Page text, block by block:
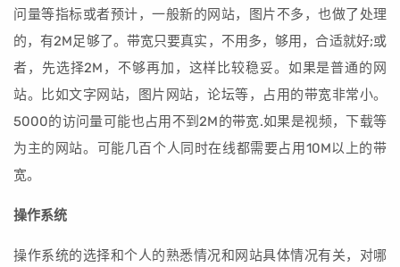
问量等指标或者预计，一般新的网站，图片不多，也做了处理
的，有2M足够了。带宽只要真实，不用多，够用，合适就好;或
者，先选择2M，不够再加，这样比较稳妥。如果是普通的网
站。比如文字网站，图片网站，论坛等，占用的带宽非常小。
5000的访问量可能也占用不到2M的带宽.如果是视频，下载等
为主的网站。可能几百个人同时在线都需要占用10M以上的带
宽。
操作系统
操作系统的选择和个人的熟悉情况和网站具体情况有关，对哪